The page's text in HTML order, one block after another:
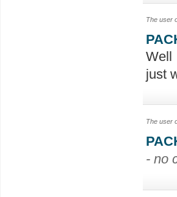
The user
Well
just
The user
- no